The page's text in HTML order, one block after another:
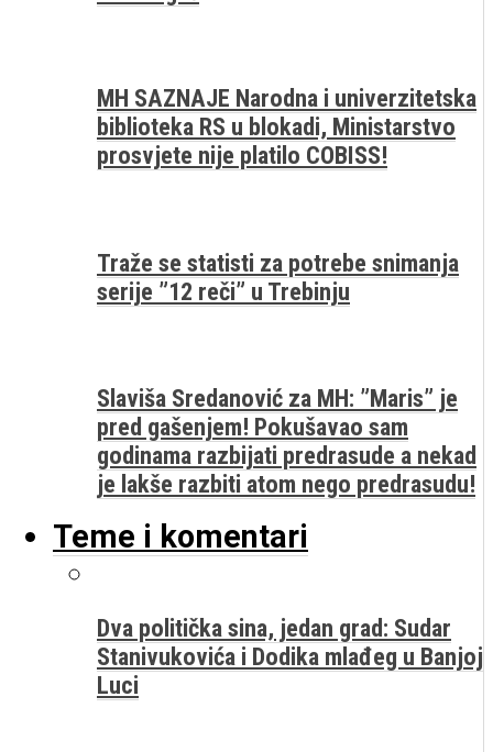
MH SAZNAJE Narodna i univerzitetska
biblioteka RS u blokadi, Ministarstvo
prosvjete nije platilo COBISS!
Traže se statisti za potrebe snimanja
serije ”12 reči” u Trebinju
Slaviša Sredanović za MH: ”Maris” je
pred gašenjem! Pokušavao sam
godinama razbijati predrasude a nekad
je lakše razbiti atom nego predrasudu!
Teme i komentari
Dva politička sina, jedan grad: Sudar
Stanivukovića i Dodika mlađeg u Banjoj
Luci